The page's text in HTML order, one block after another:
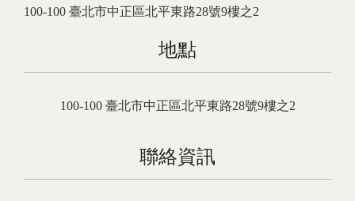
100-100 臺北市中正區北平東路28號9樓之2
地點
100-100 臺北市中正區北平東路28號9樓之2
聯絡資訊